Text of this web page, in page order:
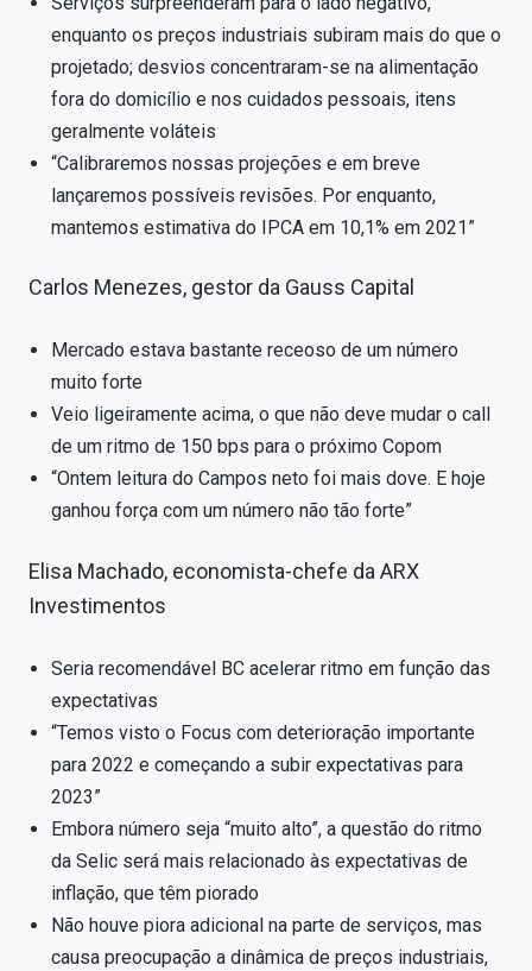
enquanto os preços industriais subiram mais do que o
projetado; desvios concentraram-se na alimentação
fora do domicílio e nos cuidados pessoais, itens
geralmente voláteis
“Calibraremos nossas projeções e em breve
lançaremos possíveis revisões. Por enquanto,
mantemos estimativa do IPCA em 10,1% em 2021”
Carlos Menezes, gestor da Gauss Capital
Mercado estava bastante receoso de um número
muito forte
Veio ligeiramente acima, o que não deve mudar o call
de um ritmo de 150 bps para o próximo Copom
“Ontem leitura do Campos neto foi mais dove. E hoje
ganhou força com um número não tão forte”
Elisa Machado, economista-chefe da ARX
Investimentos
Seria recomendável BC acelerar ritmo em função das
expectativas
“Temos visto o Focus com deterioração importante
para 2022 e começando a subir expectativas para
2023”
Embora número seja “muito alto”, a questão do ritmo
da Selic será mais relacionado às expectativas de
inflação, que têm piorado
Não houve piora adicional na parte de serviços, mas
causa preocupação a dinâmica de preços industriais,